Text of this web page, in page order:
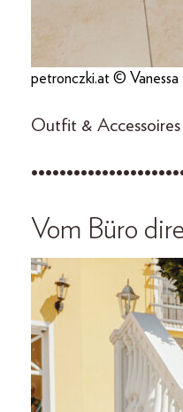
petronczki.at ©
Outfit &
Vom Büro